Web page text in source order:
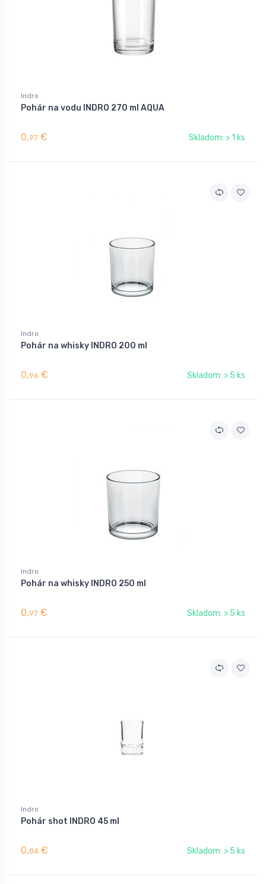
Indro
Pohár na vodu INDRO 270 ml AQUA
0,97 € Skladom: > 1 ks
Indro
Pohár na whisky INDRO 200 ml
0,96 € Skladom: > 5 ks
Indro
Pohár na whisky INDRO 250 ml
0,97 € Skladom: > 5 ks
Indro
Pohár shot INDRO 45 ml
0,84 € Skladom: > 5 ks